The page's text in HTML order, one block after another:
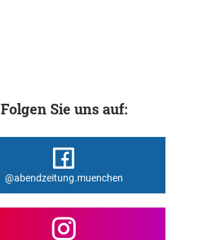
Folgen Sie uns auf:
@abendzeitung.muenchen